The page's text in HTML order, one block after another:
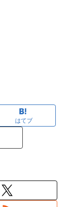
はてブ